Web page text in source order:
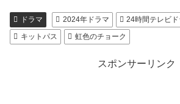
ドラマ 2024年ドラマ
24時間テレビ
キットパス
虹色のチョーク
スポンサーリンク